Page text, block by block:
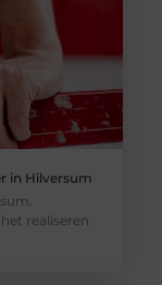
in Hilversum
realiseren